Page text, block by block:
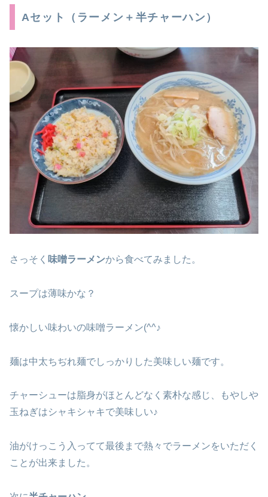
Aセット（ラーメン＋半チャーハン）
さっそく 味噌ラーメンから食べてみました。
スープは薄味かな？
懐かしい味わいの味噌ラーメン(^^♪
麺は中太ちぢれ麺でしっかりした美味しい麺です。
チャーシューは脂身がほとんどなく素朴な感じ、もやしや
玉ねぎはシャキシャキで美味しい♪
油がけっこう入ってて最後まで熱々でラーメンをいただく
ことが出来ました。